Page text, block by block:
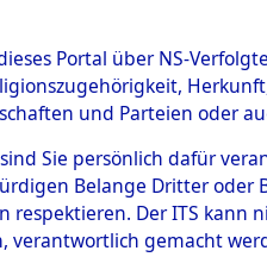
Mödingen
0048
Portal über NS-
und Parteien oder
Sie persönlich dafür
Belange Dritter
respektieren. Der ITS
verantwortlich gemacht